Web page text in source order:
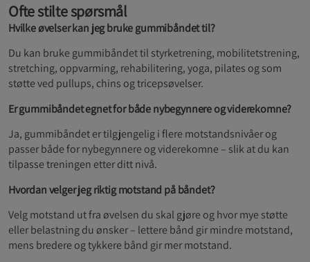
Ofte stilte spørsmål
Hvilke øvelser kan jeg bruke gummibåndet til?
Du kan bruke gummibåndet til styrketrening, mobilitetstrening,
stretching, oppvarming, rehabilitering, yoga, pilates og som
støtte ved pullups, chins og tricepsøvelser.
Er gummibåndet egnet for både nybegynnere og viderekomne?
Ja, gummibåndet er tilgjengelig i flere motstandsnivåer og
passer både for nybegynnere og viderekomne – slik at du kan
tilpasse treningen etter ditt nivå.
Hvordan velger jeg riktig motstand på båndet?
Velg motstand ut fra øvelsen du skal gjøre og hvor mye støtte
eller belastning du ønsker – lettere bånd gir mindre motstand,
mens bredere og tykkere bånd gir mer motstand.